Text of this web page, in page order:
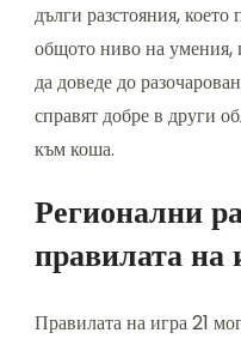
дълги разстояния,
общото ниво на умения,
да доведе до
справят добре в други
към коша.
Регионални
правилата на
Правилата на игра 21